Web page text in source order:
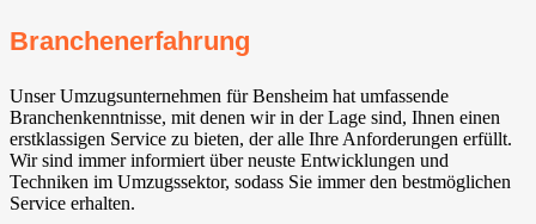
Branchenerfahrung
Unser Umzugsunternehmen für Bensheim hat umfassende
Branchenkenntnisse, mit denen wir in der Lage sind, Ihnen einen
erstklassigen Service zu bieten, der alle Ihre Anforderungen erfüllt.
Wir sind immer informiert über neuste Entwicklungen und
Techniken im Umzugssektor, sodass Sie immer den bestmöglichen
Service erhalten.